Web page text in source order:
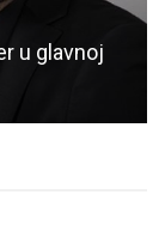
u glavnoj